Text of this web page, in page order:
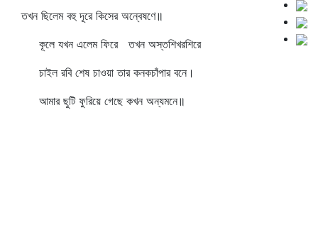
তখন ছিলেম বহু দূরে কিসের অন্বেষণে॥
কূলে যখন এলেম ফিরে তখন অস্তশিখরশিরে
চাইল রবি শেষ চাওয়া তার কনকচাঁপার বনে।
আমার ছুটি ফুরিয়ে গেছে কখন অন্যমনে॥